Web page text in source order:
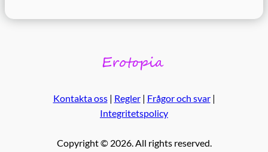
Kontakta oss| Regler| Frågor och svar|
Integritetspolicy
Copyright © 2026. All rights reserved.